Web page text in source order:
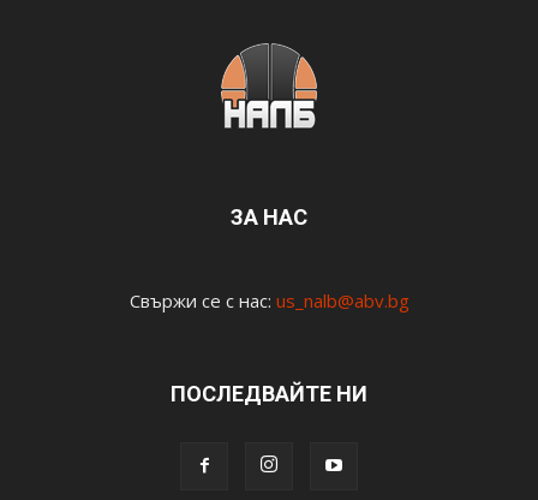
ЗА НАС
Свържи се с нас: us_nalb@abv.bg
ПОСЛЕДВАЙТЕ НИ